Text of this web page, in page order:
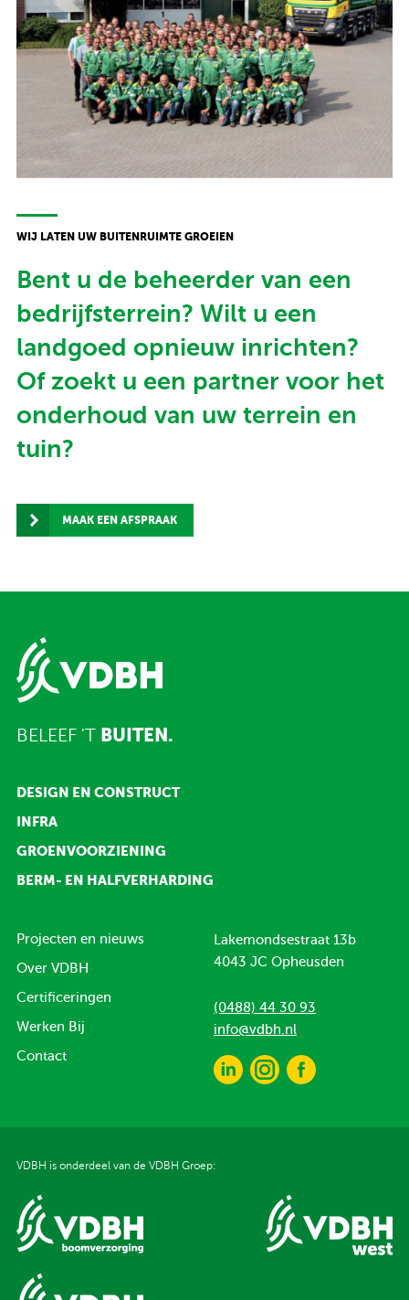
WIJ LATEN UW BUITENRUIMTE GROEIEN
Bent u de beheerder van een
bedrijfsterrein? Wilt u een
landgoed opnieuw inrichten?
Of zoekt u een partner voor het
onderhoud van uw terrein en
tuin?
MAAK EEN AFSPRAAK
BELEEF 'T BUITEN.
DESIGN EN CONSTRUCT
INFRA
GROENVOORZIENING
BERM- EN HALFVERHARDING
Projecten en nieuws
Over VDBH
Certificeringen
Werken Bij
Contact
Lakemondsestraat 13b
4043 JC Opheusden
(0488) 44 30 93
info@vdbh.nl
VDBH is onderdeel van de VDBH Groep: